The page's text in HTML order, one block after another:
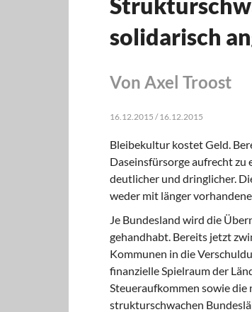
solidarisch
Von Axel Troost
16.12.2015 / 16.12.2015
Bleibekultur kostet Geld.
Daseinsfürsorge aufrecht zu
deutlicher und dringlicher.
weder mit länger
Je Bundesland wird die
gehandhabt. Bereits jetzt
Kommunen in die
finanzielle Spielraum der
Steueraufkommen sowie die
strukturschwachen